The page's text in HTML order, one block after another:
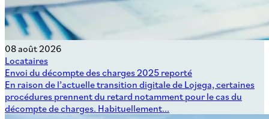
08 août 2026
Locataires
Envoi du décompte des charges 2025 reporté
En raison de l’actuelle transition digitale de Lojega, certaines
procédures prennent du retard notamment pour le cas du
décompte de charges. Habituellement...